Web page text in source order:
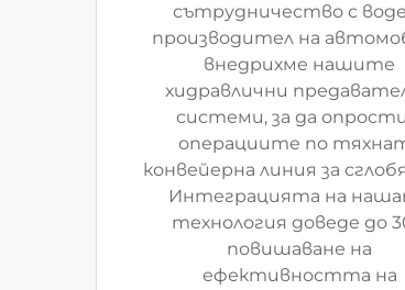
сътрудничество с
производител на
внедрихме нашите
хидравлични
системи, за да
операциите по
конвейерна линия за
Интеграцията на
технология доведе до
повишаване на
ефективността на